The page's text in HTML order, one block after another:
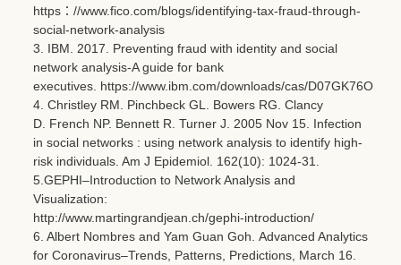
https：//www.fico.com/blogs/identifying-tax-fraud-through-
social-network-analysis
3. IBM. 2017. Preventing fraud with identity and social
network analysis-A guide for bank
executives. https://www.ibm.com/downloads/cas/D07GK76O
4. Christley RM. Pinchbeck GL. Bowers RG. Clancy
D. French NP. Bennett R. Turner J. 2005 Nov 15. Infection
in social networks : using network analysis to identify high-
risk individuals. Am J Epidemiol. 162(10): 1024-31.
5.GEPHI–Introduction to Network Analysis and
Visualization:
http://www.martingrandjean.ch/gephi-introduction/
6. Albert Nombres and Yam Guan Goh. Advanced Analytics
for Coronavirus–Trends, Patterns, Predictions, March 16.